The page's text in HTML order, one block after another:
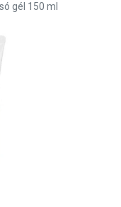
gél 150 ml